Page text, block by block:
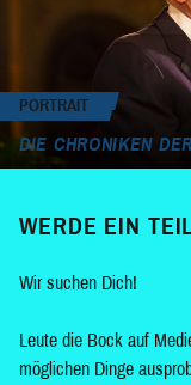
PORTRAIT
DIE CHRONIKEN
WERDE EIN
Wir suchen Dich!
Leute die Bock auf
möglichen Dinge